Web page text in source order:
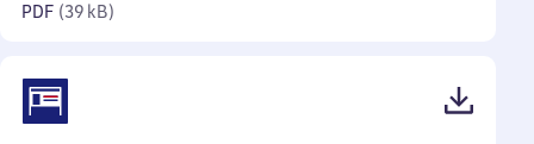
PDF (39 kB)